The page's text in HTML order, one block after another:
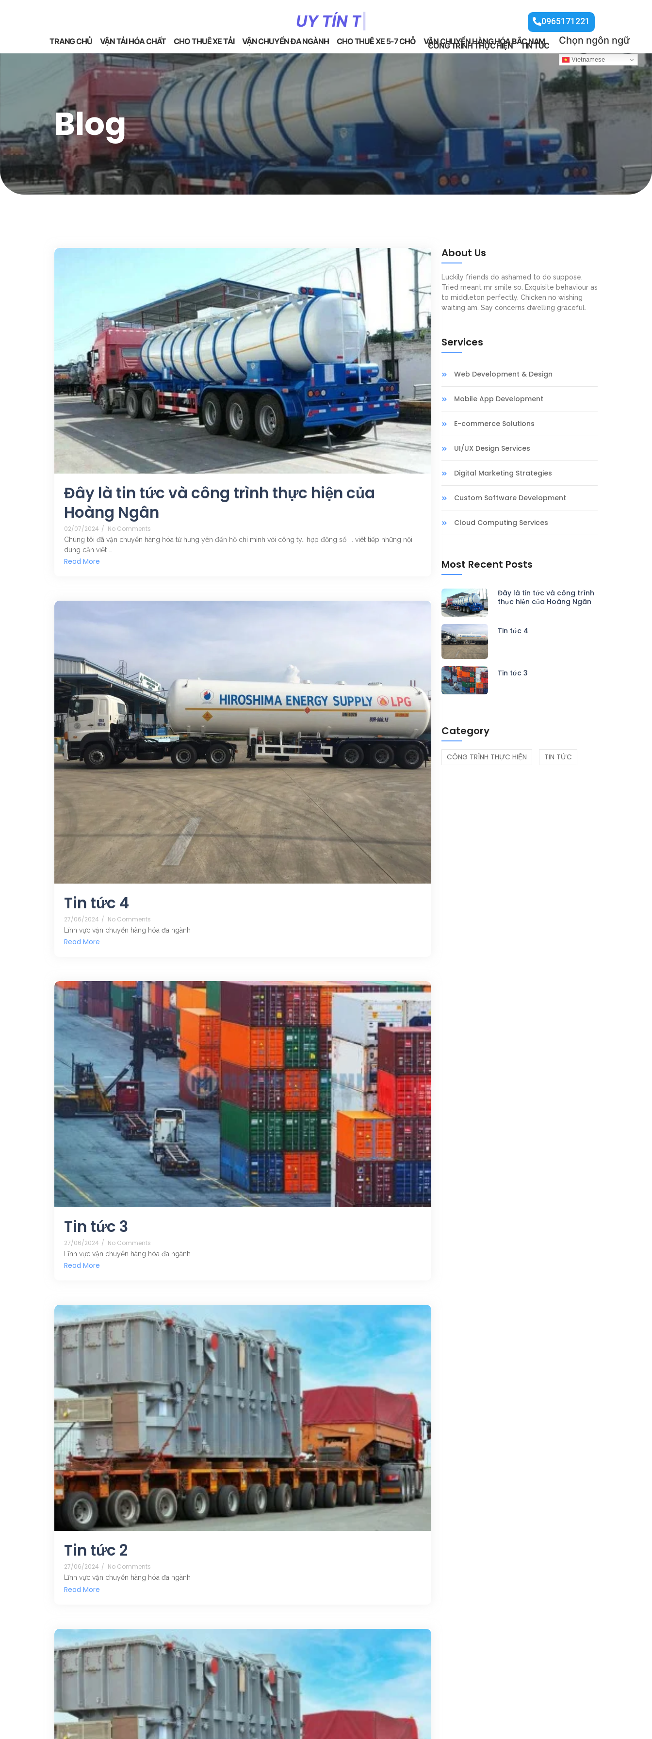
NTẠ ON ÊN 0965171221
TRANG CHỦ VẬN TẢI HÓA CHẤT CHO THUÊ XE TẢI VẬN CHUYỂN ĐA NGÀNH CHO THUÊ XE 5-7 CHỖ VẬN CHUYỂN HÀNG HÓA BẮC NAM
CÔNG TRÌNH THỰC HIỆN TIN TỨC Chọn ngôn ngữ
Vietnamese
Blog
Đây là tin tức và công trình thực hiện của
Hoàng Ngân
02/07/2024 / No Comments
Chúng tôi đã vận chuyển hàng hóa từ hưng yên đến hồ chí mình với công ty.. hợp đồng số …. viêt tiếp những nội
dung cần viết …
Read More
Tin tức 4
27/06/2024 / No Comments
Lĩnh vực vận chuyển hàng hóa đa ngành
Read More
Tin tức 3
27/06/2024 / No Comments
Lĩnh vực vận chuyển hàng hóa đa ngành
Read More
Tin tức 2
27/06/2024 / No Comments
Lĩnh vực vận chuyển hàng hóa đa ngành
Read More
About Us
Luckily friends do ashamed to do suppose.
Tried meant mr smile so. Exquisite behaviour as
to middleton perfectly. Chicken no wishing
waiting am. Say concerns dwelling graceful.
Services
Web Development & Design
Mobile App Development
E-commerce Solutions
UI/UX Design Services
Digital Marketing Strategies
Custom Software Development
Cloud Computing Services
Most Recent Posts
Đây là tin tức và công trình
thực hiện của Hoàng Ngân
Tin tức 4
Tin tức 3
Category
CÔNG TRÌNH THỰC HIỆN TIN TỨC